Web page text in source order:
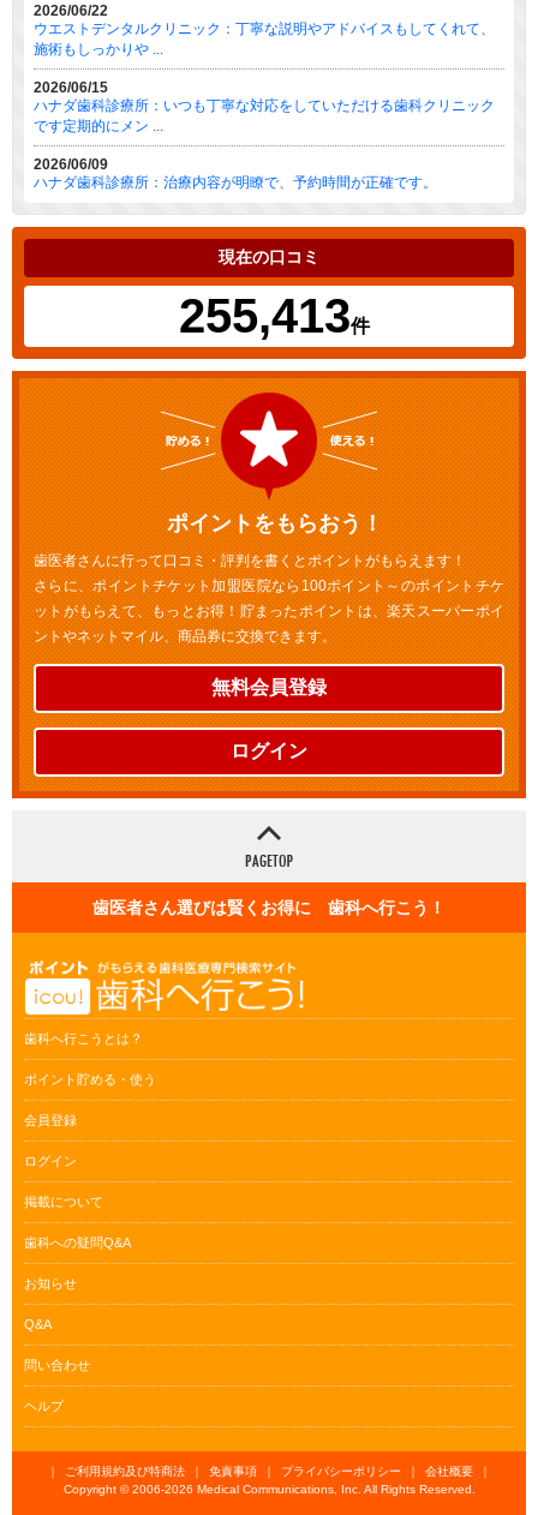
2026/06/22
ウエストデンタルクリニック：丁寧な説明やアドバイスもしてくれて、
施術もしっかりや ...
2026/06/15
ハナダ歯科診療所：いつも丁寧な対応をしていただける歯科クリニック
です定期的にメン ...
2026/06/09
ハナダ歯科診療所：治療内容が明瞭で、予約時間が正確です。
現在の口コミ
255,413件
ポイントをもらおう！
歯医者さんに行って口コミ・評判を書くとポイントがもらえます！
さらに、ポイントチケット加盟医院なら100ポイント～のポイントチケ
ットがもらえて、もっとお得！貯まったポイントは、楽天スーパーポイ
ントやネットマイル、商品券に交換できます。
無料会員登録
ログイン
歯医者さん選びは賢くお得に 歯科へ行こう！
歯科へ行こうとは？
ポイント貯める・使う
会員登録
ログイン
掲載について
歯科への疑問Q&A
お知らせ
Q&A
問い合わせ
ヘルプ
｜ ご利用規約及び特商法 ｜ 免責事項 ｜ プライバシーポリシー ｜ 会社概要
｜
Copyright © 2006-2026 Medical Communications, Inc. All Rights Reserved.